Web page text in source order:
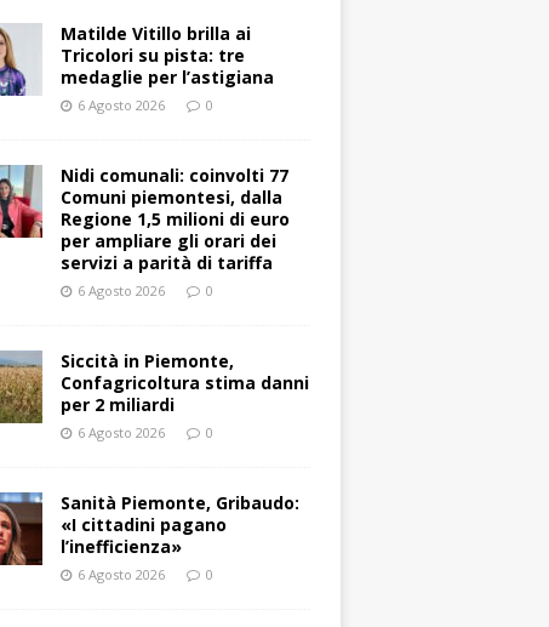
Matilde Vitillo brilla ai
Tricolori su pista: tre
medaglie per l’astigiana
6 Agosto 2026 0
Nidi comunali: coinvolti 77
Comuni piemontesi, dalla
Regione 1,5 milioni di euro
per ampliare gli orari dei
servizi a parità di tariffa
6 Agosto 2026 0
Siccità in Piemonte,
Confagricoltura stima danni
per 2 miliardi
6 Agosto 2026 0
Sanità Piemonte, Gribaudo:
«I cittadini pagano
l’inefficienza»
6 Agosto 2026 0